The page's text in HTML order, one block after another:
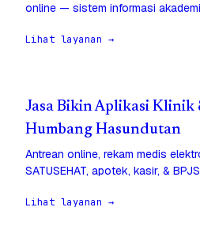
online — sistem informasi
Lihat layanan →
Jasa Bikin Aplikasi Klinik
Humbang Hasundutan
Antrean online, rekam medis
SATUSEHAT, apotek, kasir, &
Lihat layanan →